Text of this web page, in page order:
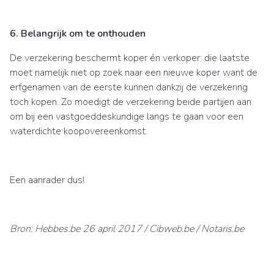
6. Belangrijk om te onthouden
De verzekering beschermt koper én verkoper: die laatste
moet namelijk niet op zoek naar een nieuwe koper want de
erfgenamen van de eerste kunnen dankzij de verzekering
toch kopen. Zo moedigt de verzekering beide partijen aan
om bij een vastgoeddeskundige langs te gaan voor een
waterdichte koopovereenkomst.
Een aanrader dus!
Bron: Hebbes.be 26 april 2017 / Cibweb.be / Notaris.be